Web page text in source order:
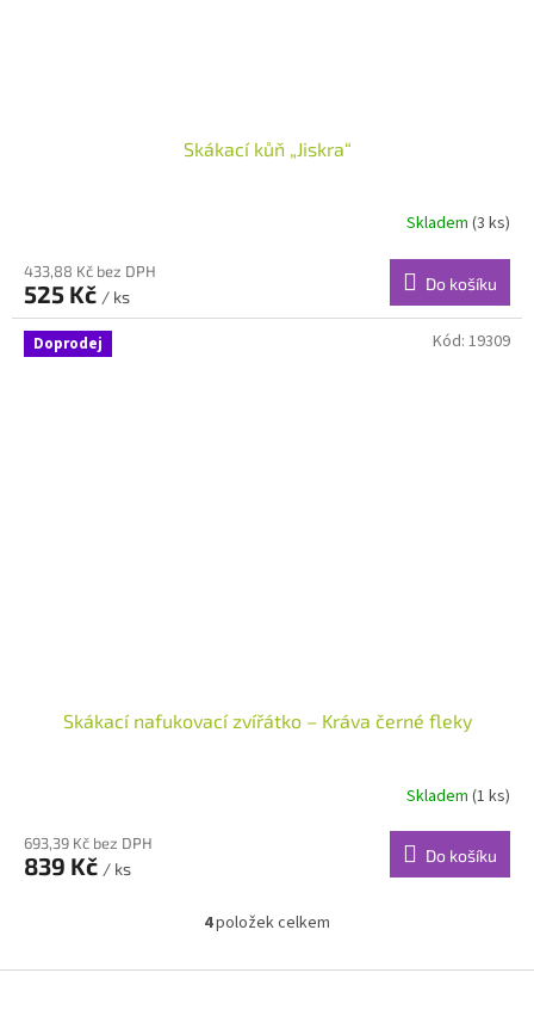
Skákací kůň „Jiskra“
Skladem (3 ks)
433,88 Kč bez DPH
525 Kč / ks
Do košíku
Doprodej
Skákací nafukovací zvířátko – Kráva černé fleky
Skladem (1 ks)
693,39 Kč bez DPH
839 Kč / ks
Do košíku
Kód: 19309
O
l
4položek celkem